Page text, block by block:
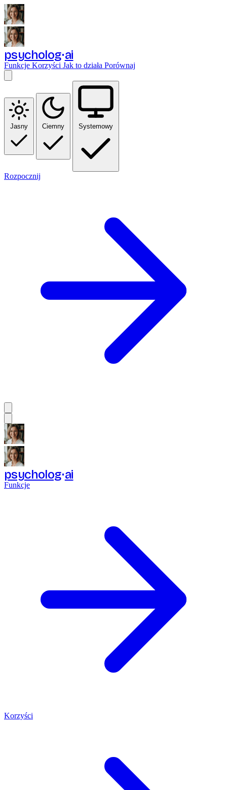
psycholog ai
Funkcje Korzyści Jak to działa Porównaj
Jasny Ciemny Systemowy
Rozpocznij
psycholog ai
Funkcje
Korzyści